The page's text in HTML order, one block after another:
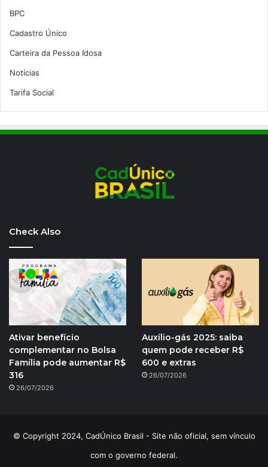
BPC
Cadastro Único
Carteira da Pessoa Idosa
Notícias
Tarifa Social
Check Also
Ativar benefício
complementar no Bolsa
Família pode aumentar R$
316
26/07/2026
Auxílio-gás 2025: saiba
quem pode receber R$
600 e extras
26/07/2026
© Copyright 2024, CadÚnico Brasil - Site não oficial, sem vínculo
com o governo federal.